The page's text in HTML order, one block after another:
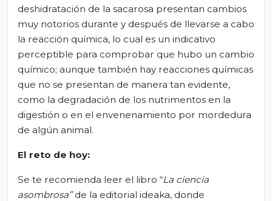
deshidratación de la sacarosa presentan cambios
muy notorios durante y después de llevarse a cabo
la reacción química, lo cual es un indicativo
perceptible para comprobar que hubo un cambio
químico; aunque también hay reacciones químicas
que no se presentan de manera tan evidente,
como la degradación de los nutrimentos en la
digestión o en el envenenamiento por mordedura
de algún animal.
El reto de hoy:
Se te recomienda leer el libro “La ciencia
asombrosa”de la editorial ideaka, donde